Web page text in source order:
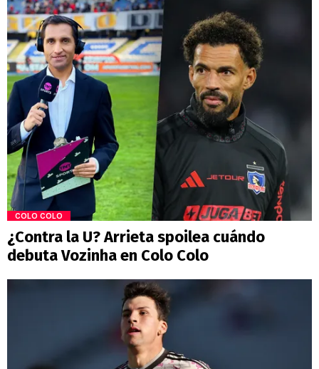
COLO COLO
¿Contra la U? Arrieta spoilea cuándo
debuta Vozinha en Colo Colo